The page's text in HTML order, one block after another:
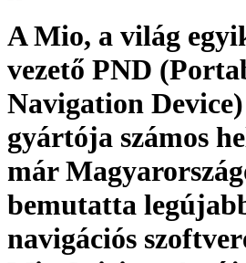
A Mio, a világ
vezető PND
Navigation Device)
gyártója számos
már
bemutatta
navigációs